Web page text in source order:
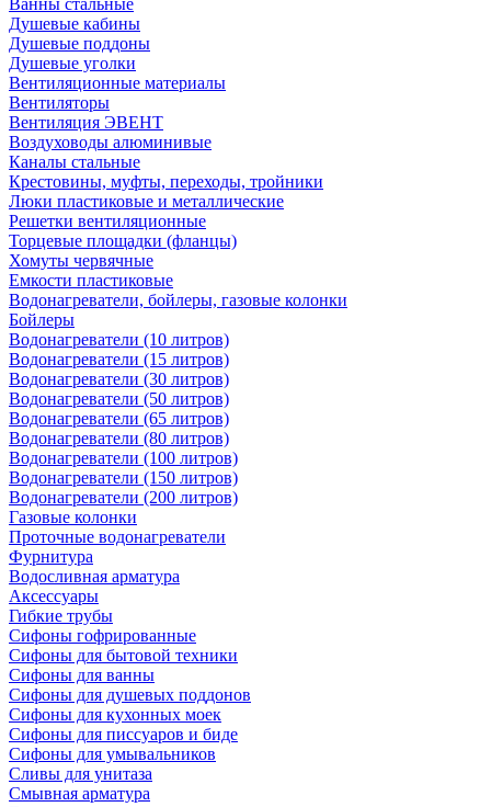
Ванны стальные
Душевые кабины
Душевые поддоны
Душевые уголки
Вентиляционные материалы
Вентиляторы
Вентиляция ЭВЕНТ
Воздуховоды алюминивые
Каналы стальные
Крестовины, муфты, переходы, тройники
Люки пластиковые и металлические
Решетки вентиляционные
Торцевые площадки (фланцы)
Хомуты червячные
Емкости пластиковые
Водонагреватели, бойлеры, газовые колонки
Бойлеры
Водонагреватели (10 литров)
Водонагреватели (15 литров)
Водонагреватели (30 литров)
Водонагреватели (50 литров)
Водонагреватели (65 литров)
Водонагреватели (80 литров)
Водонагреватели (100 литров)
Водонагреватели (150 литров)
Водонагреватели (200 литров)
Газовые колонки
Проточные водонагреватели
Фурнитура
Водосливная арматура
Аксессуары
Гибкие трубы
Сифоны гофрированные
Сифоны для бытовой техники
Сифоны для ванны
Сифоны для душевых поддонов
Сифоны для кухонных моек
Сифоны для писсуаров и биде
Сифоны для умывальников
Сливы для унитаза
Смывная арматура